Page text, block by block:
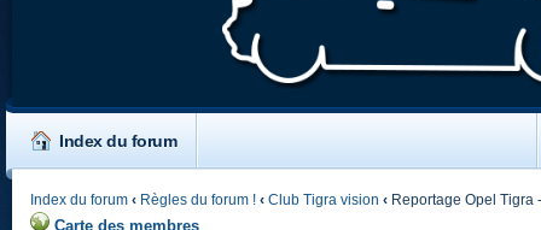
Index du forum
Index du forum ‹ Règles du forum ! ‹ Club Tigra vision ‹ Reportage Opel Tigra
Carte des membres